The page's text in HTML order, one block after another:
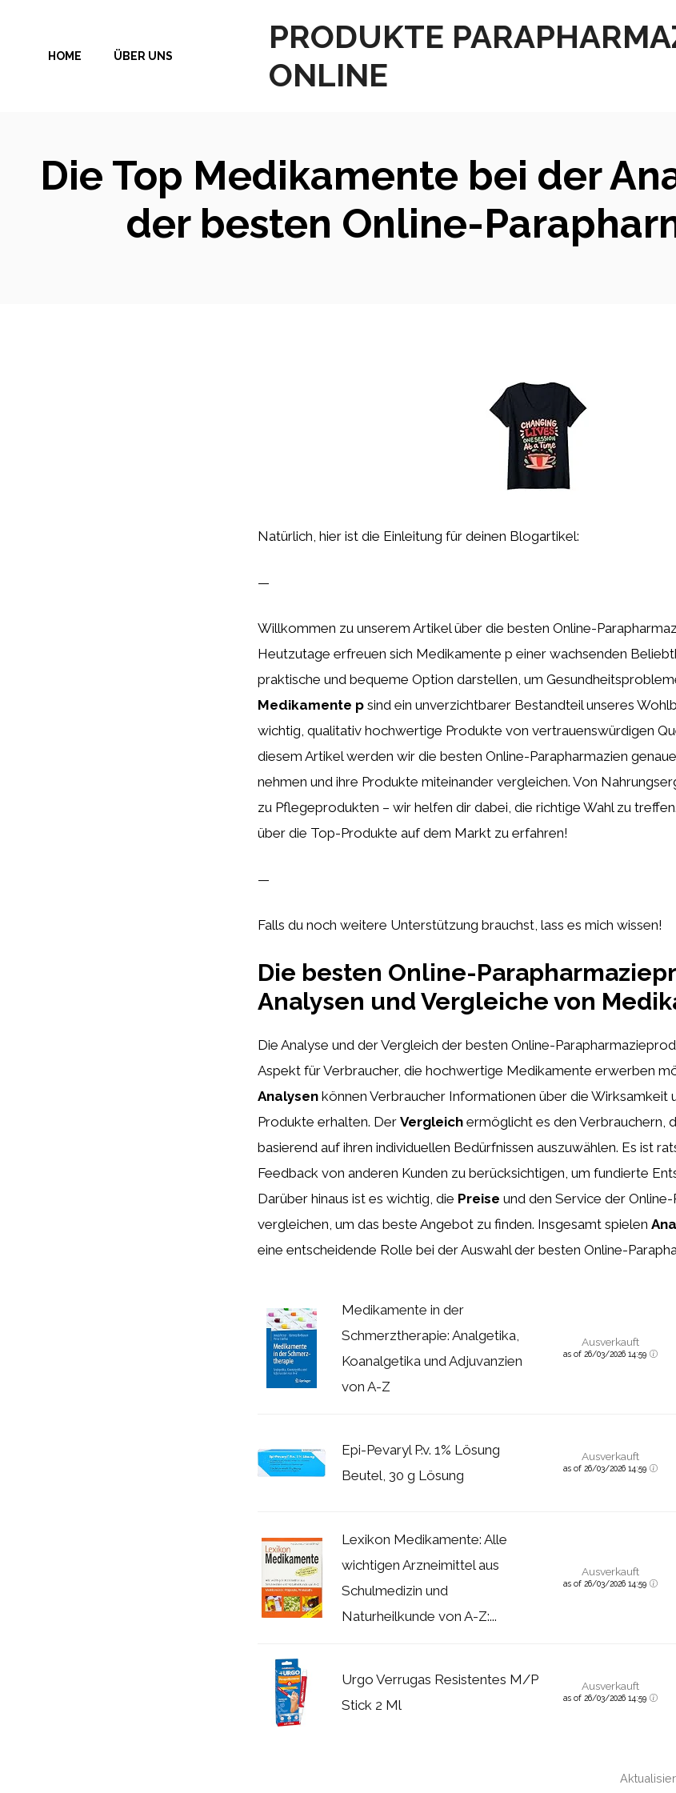
springen
PRODUKTE
ONLINE
HOME ÜBER UNS
Die Top Medikamente bei der
der besten Online-
Natürlich, hier ist die Einleitung für deinen Blogartikel:
—
Willkommen zu unserem Artikel über die besten Online-
Heutzutage erfreuen sich Medikamente p einer wachsenden
praktische und bequeme Option darstellen, um
Medikamente p sind ein unverzichtbarer Bestandteil unseres
wichtig, qualitativ hochwertige Produkte von vertrauenswürdigen
diesem Artikel werden wir die besten Online-Parapharmazien
nehmen und ihre Produkte miteinander vergleichen. Von
zu Pflegeprodukten – wir helfen dir dabei, die richtige Wahl zu
über die Top-Produkte auf dem Markt zu erfahren!
—
Falls du noch weitere Unterstützung brauchst, lass es mich wissen!
Die besten Online-
Analysen und Vergleiche von
Die Analyse und der Vergleich der besten Online-
Aspekt für Verbraucher, die hochwertige Medikamente erwerben
Analysen können Verbraucher Informationen über die Wirksamkeit
Produkte erhalten. Der Vergleich ermöglicht es den Verbrauchern,
basierend auf ihren individuellen Bedürfnissen auszuwählen. Es ist
Feedback von anderen Kunden zu berücksichtigen, um fundierte
Darüber hinaus ist es wichtig, die Preise und den Service der
vergleichen, um das beste Angebot zu finden. Insgesamt spielen
eine entscheidende Rolle bei der Auswahl der besten Online-
Medikamente in der
Schmerztherapie: Analgetika,
Koanalgetika und Adjuvanzien
von A-Z
Ausverkauft
as of 26/03/2026 14:59
Epi-Pevaryl P.v. 1% Lösung
Beutel, 30 g Lösung
Ausverkauft
as of 26/03/2026 14:59
Lexikon Medikamente: Alle
wichtigen Arzneimittel aus
Schulmedizin und
Naturheilkunde von A-Z:...
Ausverkauft
as of 26/03/2026 14:59
Urgo Verrugas Resistentes M/P
Stick 2 Ml
Ausverkauft
as of 26/03/2026 14:59